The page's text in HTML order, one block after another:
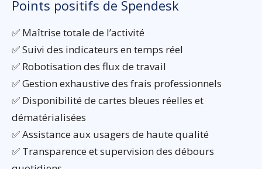
Points positifs de Spendesk
✅ Maîtrise totale de l’activité
✅ Suivi des indicateurs en temps réel
✅ Robotisation des flux de travail
✅ Gestion exhaustive des frais professionnels
✅ Disponibilité de cartes bleues réelles et
dématérialisées
✅ Assistance aux usagers de haute qualité
✅ Transparence et supervision des débours